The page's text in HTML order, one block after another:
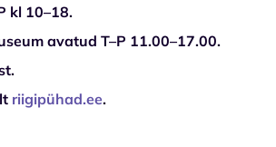
kl 10–18.
avatud T–P 11.00–17.00.
riigipühad.ee.